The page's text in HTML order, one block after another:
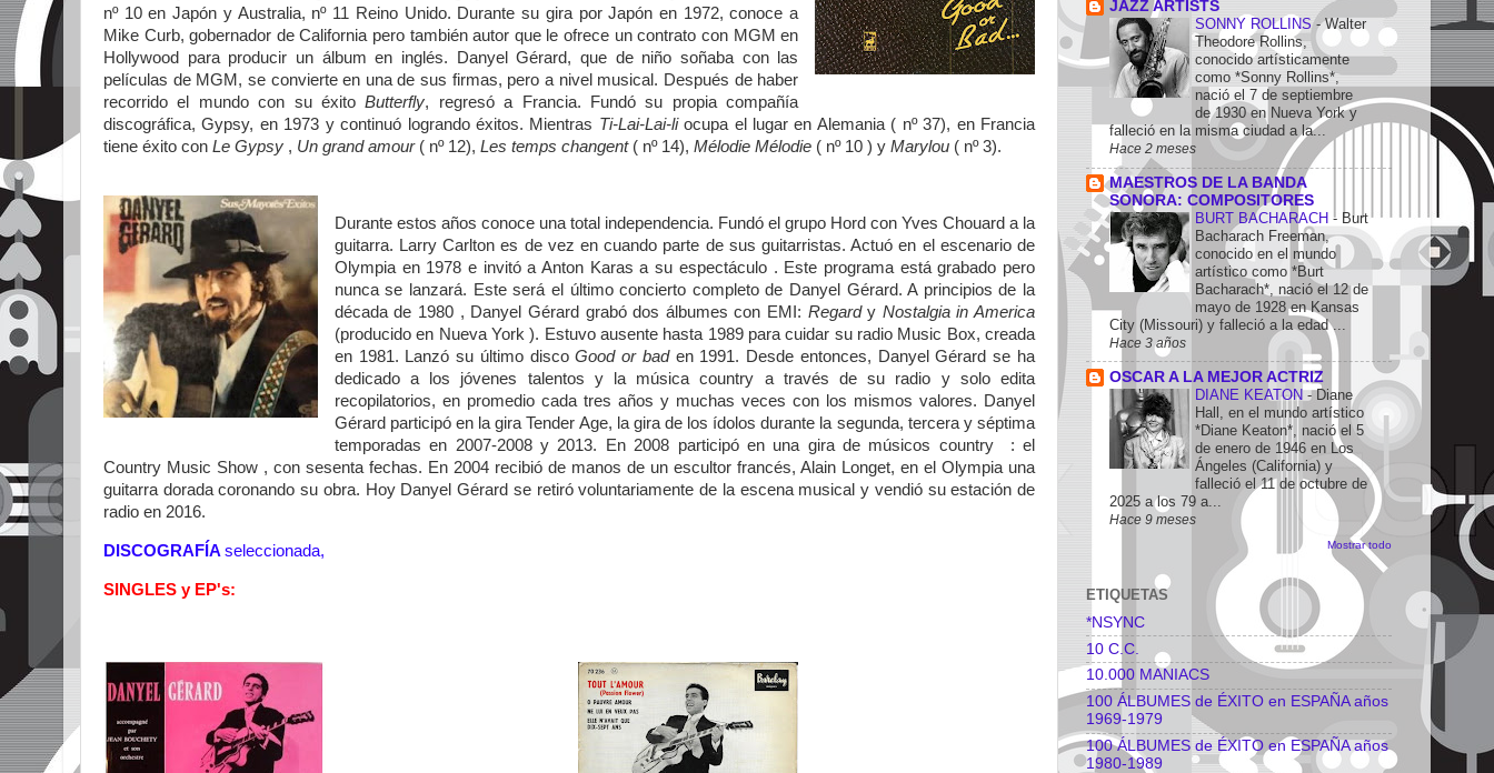
nº 10 en Japón y Australia, nº 11 Reino Unido. Durante su gira por Japón en 1972, conoce a
Mike Curb, gobernador de California pero también autor que le ofrece un contrato con MGM en
Hollywood para producir un álbum en inglés. Danyel Gérard, que de niño soñaba con las
películas de MGM, se convierte en una de sus firmas, pero a nivel musical. Después de haber
recorrido el mundo con su éxitoButterfly, regresó a Francia. Fundó su propia compañía
discográfica, Gypsy, en 1973 y continuó logrando éxitos. Mientras Ti-Lai-Lai-liocupa el lugar en Alemania ( nº 37), en Francia
tiene éxito con Le Gypsy , Un grand amour( nº 12), Les temps changent( nº 14), Mélodie Mélodie ( nº 10 ) y Marylou ( nº 3).
Durante estos años conoce una total independencia. Fundó el grupo Hord con Yves Chouard a la
guitarra. Larry Carlton es de vez en cuando parte de sus guitarristas. Actuó en el escenario de
Olympia en 1978 e invitó a Anton Karas a su espectáculo . Este programa está grabado pero
nunca se lanzará. Este será el último concierto completo de Danyel Gérard. A principios de la
década de 1980 , Danyel Gérard grabó dos álbumes con EMI: Regardy Nostalgia in America
(producido en Nueva York ). Estuvo ausente hasta 1989 para cuidar su radio Music Box, creada
en 1981. Lanzó su último discoGood or baden 1991. Desde entonces, Danyel Gérard se ha
dedicado a los jóvenes talentos y la música country a través de su radio y solo edita
recopilatorios, en promedio cada tres años y muchas veces con los mismos valores. Danyel
Gérard participó en la gira Tender Age, la gira de los ídolos durante la segunda, tercera y séptima
temporadas en 2007-2008 y 2013. En 2008 participó en una gira de músicos country
: el
Country Music Show , con sesenta fechas. En 2004 recibió de manos de un escultor francés, Alain Longet, en el Olympia una
guitarra dorada coronando su obra. Hoy Danyel Gérard se retiró voluntariamente de la escena musical y vendió su estación de
radio en 2016.
DISCOGRAFÍA seleccionada,
SINGLES y EP's:
JAZZ ARTISTS
SONNY ROLLINS-Walter
Theodore Rollins,
conocido artísticamente
como *Sonny Rollins*,
nació el 7 de septiembre
de 1930 en Nueva York y
falleció en la misma ciudad a la...
Hace 2 meses
MAESTROS DE LA BANDA
SONORA: COMPOSITORES
BURT BACHARACH - Burt
Bacharach Freeman,
conocido en el mundo
artístico como *Burt
Bacharach*, nació el 12 de
mayo de 1928 en Kansas
City (Missouri) y falleció a la edad ...
Hace 3 años
OSCAR A LA MEJOR ACTRIZ
DIANE KEATON-Diane
Hall, en el mundo artístico
*Diane Keaton*, nació el 5
de enero de 1946 en Los
Ángeles (California) y
falleció el 11 de octubre de
2025 a los 79 a...
Hace 9 meses
Mostrar todo
ETIQUETAS
*NSYNC
10 C.C.
10.000 MANIACS
100 ÁLBUMES de ÉXITO en ESPAÑA años
1969-1979
100 ÁLBUMES de ÉXITO en ESPAÑA años
1980-1989